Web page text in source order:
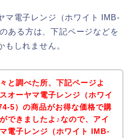
マ電子レンジ（ホワイト IMB-
ある方は、下記ページなどを
もしれません。
と調べた所、下記ページよ
オーヤマ電子レンジ（ホワイ
5）の商品がお得な価格で購
できましたよ♪なので、アイ
電子レンジ（ホワイト IMB-